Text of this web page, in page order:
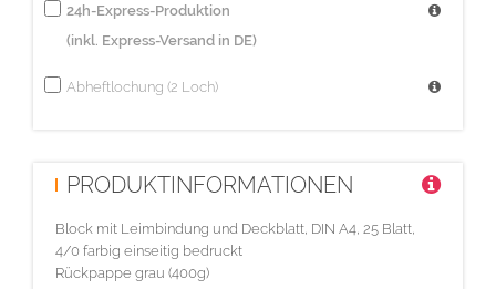
24h-Express-Produktion
(inkl. Express-Versand in DE)
Abheftlochung (2 Loch)
PRODUKTINFORMATIONEN
Block mit Leimbindung und Deckblatt, DIN A4, 25 Blatt,
4/0 farbig einseitig bedruckt
Rückpappe grau (400g)